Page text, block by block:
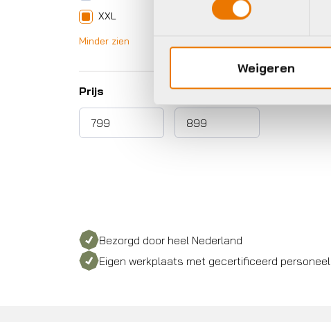
Weigeren
XXL
Minder zien
Prijs
Bezorgd door heel Nederland
Eigen werkplaats met gecertificeerd personeel